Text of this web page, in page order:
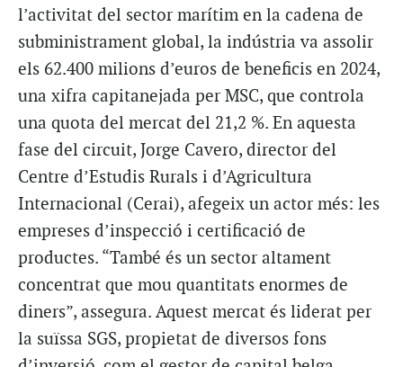
l’activitat del sector marítim en la cadena de
subministrament global, la indústria va assolir
els 62.400 milions d’euros de beneficis en 2024,
una xifra capitanejada per MSC, que controla
una quota del mercat del 21,2 %. En aquesta
fase del circuit, Jorge Cavero, director del
Centre d’Estudis Rurals i d’Agricultura
Internacional (Cerai), afegeix un actor més: les
empreses d’inspecció i certificació de
productes. “També és un sector altament
concentrat que mou quantitats enormes de
diners”, assegura. Aquest mercat és liderat per
la suïssa SGS, propietat de diversos fons